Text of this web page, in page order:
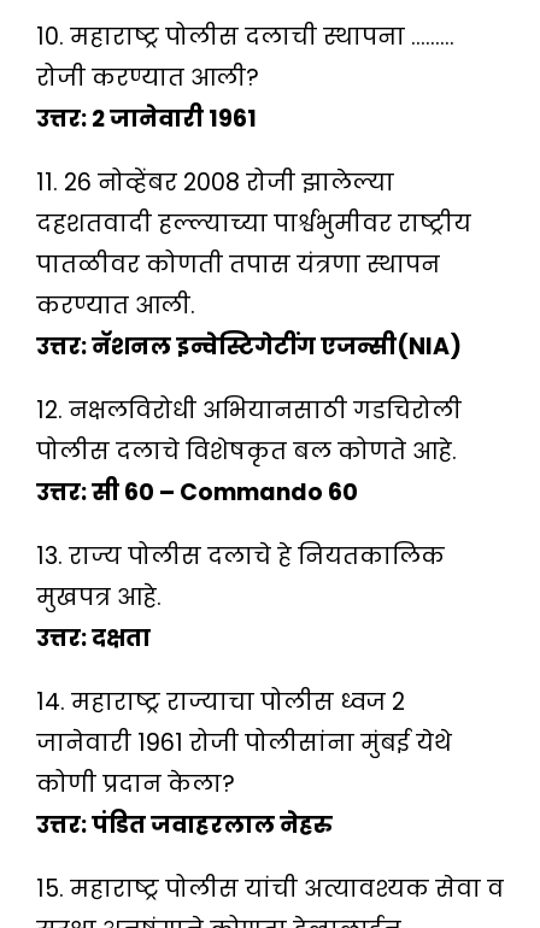
10. महाराष्ट्र पोलीस दलाची स्थापना ………
रोजी करण्यात आली?
उत्तर: 2 जानेवारी 1961
11. 26 नोव्हेंबर 2008 रोजी झालेल्या
दहशतवादी हल्ल्याच्या पार्श्वभुमीवर राष्ट्रीय
पातळीवर कोणती तपास यंत्रणा स्थापन
करण्यात आली.
उत्तर: नॅशनल इन्वेस्टिगेटींग एजन्सी(NIA)
12. नक्षलविरोधी अभियानसाठी गडचिरोली
पोलीस दलाचे विशेषकृत बल कोणते आहे.
उत्तर: सी 60 – Commando 60
13. राज्य पोलीस दलाचे हे नियतकालिक
मुखपत्र आहे.
उत्तर: दक्षता
14. महाराष्ट्र राज्याचा पोलीस ध्वज 2
जानेवारी 1961 रोजी पोलीसांना मुंबई येथे
कोणी प्रदान केला?
उत्तर: पंडित जवाहरलाल नेहरु
15. महाराष्ट्र पोलीस यांची अत्यावश्यक सेवा व